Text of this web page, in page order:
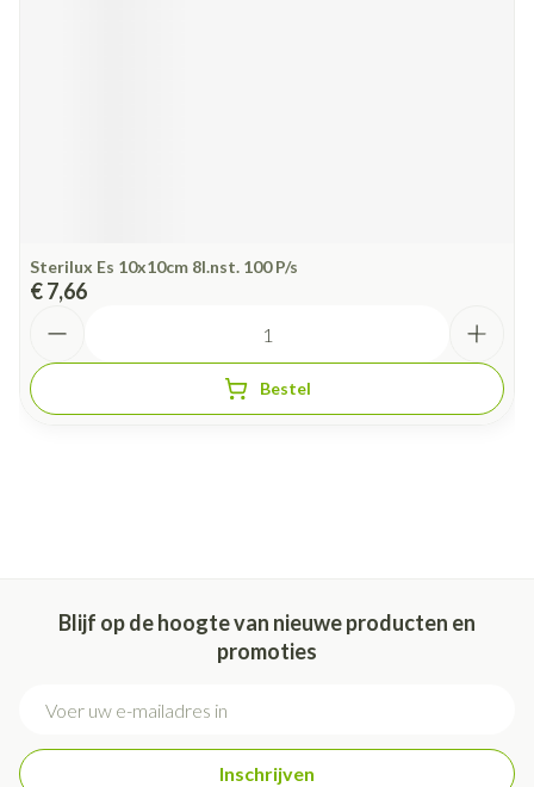
Sterilux Es 10x10cm 8l.nst. 100 P/s
€ 7,66
Bestel
Blijf op de hoogte van nieuwe producten en
promoties
Inschrijven